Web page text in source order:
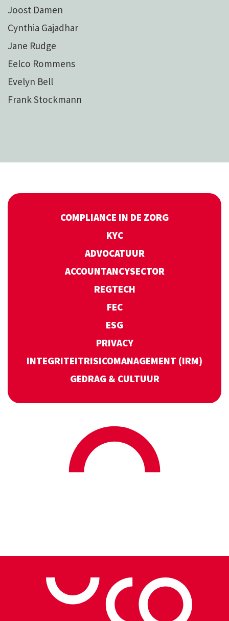
Joost Damen
Cynthia Gajadhar
Jane Rudge
Eelco Rommens
Evelyn Bell
Frank Stockmann
COMPLIANCE IN DE ZORG
KYC
ADVOCATUUR
ACCOUNTANCYSECTOR
REGTECH
FEC
ESG
PRIVACY
INTEGRITEITRISICOMANAGEMENT (IRM)
GEDRAG & CULTUUR